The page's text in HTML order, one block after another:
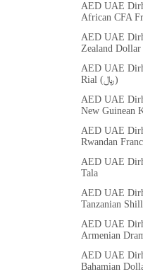
AED UAE
African CFA
AED UAE
Zealand Dollar
AED UAE
Rial (﷼)
AED UAE
New Guinean
AED UAE
Rwandan Franc
AED UAE
Tala
AED UAE
Tanzanian
AED UAE
Armenian
AED UAE
Bahamian